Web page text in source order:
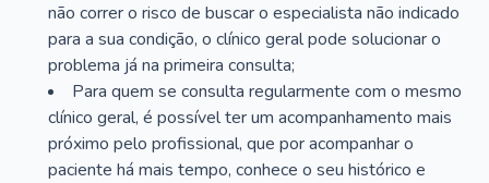
não correr o risco de buscar o especialista não indicado
para a sua condição, o clínico geral pode solucionar o
problema já na primeira consulta;
Para quem se consulta regularmente com o mesmo
clínico geral, é possível ter um acompanhamento mais
próximo pelo profissional, que por acompanhar o
paciente há mais tempo, conhece o seu histórico e